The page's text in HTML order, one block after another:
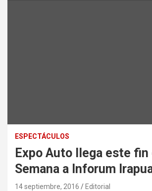
ESPECTÁCULOS
Expo Auto llega este fin
Semana a Inforum
14 septiembre, 2016 Editorial